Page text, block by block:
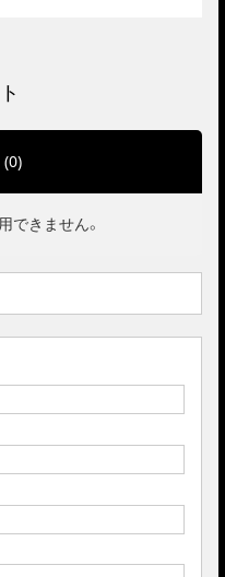
(0)
できません。